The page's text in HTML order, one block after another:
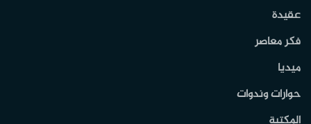
عقيدة
فكر معاصر
ميديا
حوارات وندوات